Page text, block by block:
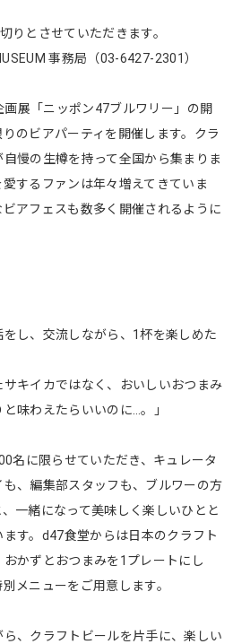
りとさせていただきます。
事務局（03-6427-2301）
画展「ニッポン47ブルワリー」の開
のビアパーティを開催します。クラ
慢の生樽を持って全国から集まりま
するファンは年々増えてきていま
アフェスも数多く開催されるように
をし、交流しながら、1杯を楽しめた
サキイカではなく、おいしいおつまみ
味わえたらいいのに…。」
名に限らせていただき、キュレータ
、編集部スタッフも、ブルワーの方
一緒になって美味しく楽しいひとと
す。d47食堂からは日本のクラフト
かずとおつまみを1プレートにし
メニューをご用意します。
、クラフトビールを片手に、楽しい